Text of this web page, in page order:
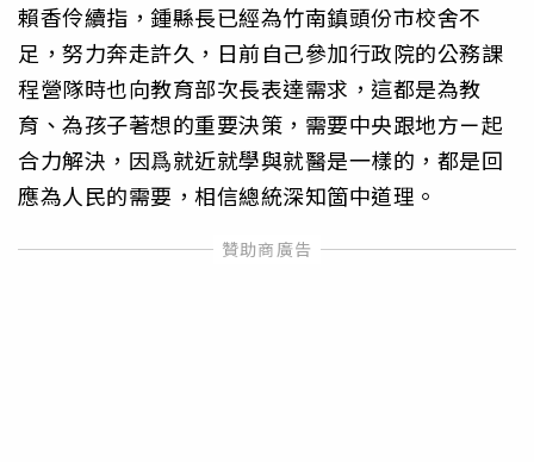
賴香伶續指，鍾縣長已經為竹南鎮頭份市校舍不
足，努力奔走許久，日前自己參加行政院的公務課
程營隊時也向教育部次長表達需求，這都是為教
育、為孩子著想的重要決策，需要中央跟地方ㄧ起
合力解決，因爲就近就學與就醫是一樣的，都是回
應為人民的需要，相信總統深知箇中道理。